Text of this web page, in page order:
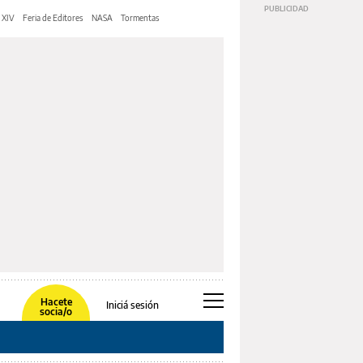
XIV Feria de Editores NASA Tormentas
Hacete
socia/o
Iniciá sesión